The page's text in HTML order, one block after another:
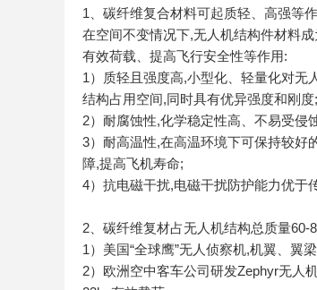
1、碳纤维复合材料可起质轻、高强等
在空间不变情况下,无人机结构件材料
有效荷载、提高飞行安全性等作用:
1）质轻且强度高,小型化、轻量化对无
结构占用空间,同时具有优异强度和刚度;
2）耐腐蚀性,化学稳定性高、不易受侵
3）耐高温性,在高温环境下可保持较好
障,提高飞机寿命;
4）抗电磁干扰,电磁干扰防护能力优于
2、碳纤维复材占无人机结构总质量
1）美国“全球鹰”无人侦察机,机翼、翼
2）欧洲空中客车公司研发Zephyr无人